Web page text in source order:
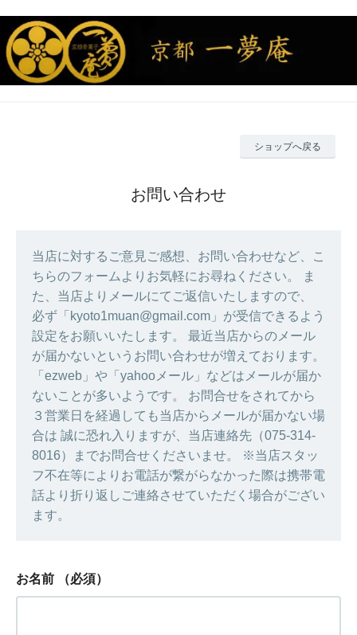
ショップへ戻る
お問い合わせ
当店に対するご意見ご感想、お問い合わせなど、こ
ちらのフォームよりお気軽にお尋ねください。 ま
た、当店よりメールにてご返信いたしますので、
必ず「kyoto1muan@gmail.com」が受信できるよう
設定をお願いいたします。 最近当店からのメール
が届かないというお問い合わせが増えております。
「ezweb」や「yahooメール」などはメールが届か
ないことが多いようです。 お問合せをされてから
３営業日を経過しても当店からメールが届かない場
合は 誠に恐れ入りますが、当店連絡先（075-314-
8016）までお問合せくださいませ。 ※当店スタッ
フ不在等によりお電話が繋がらなかった際は携帯電
話より折り返しご連絡させていただく場合がござい
ます。
お名前 （必須）